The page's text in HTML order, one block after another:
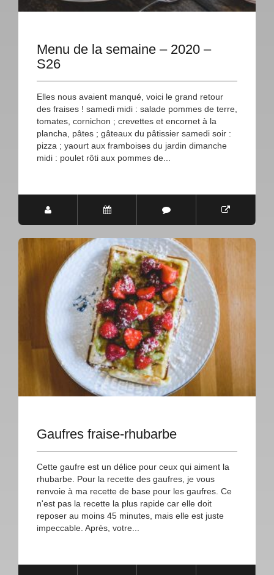
Menu de la semaine – 2020 –
S26
Elles nous avaient manqué, voici le grand retour
des fraises ! samedi midi : salade pommes de terre,
tomates, cornichon ; crevettes et encornet à la
plancha, pâtes ; gâteaux du pâtissier samedi soir :
pizza ; yaourt aux framboises du jardin dimanche
midi : poulet rôti aux pommes de...
Gaufres fraise-rhubarbe
Cette gaufre est un délice pour ceux qui aiment la
rhubarbe. Pour la recette des gaufres, je vous
renvoie à ma recette de base pour les gaufres. Ce
n'est pas la recette la plus rapide car elle doit
reposer au moins 45 minutes, mais elle est juste
impeccable. Après, votre...